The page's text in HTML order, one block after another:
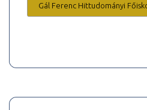
Gál Ferenc Hittudományi